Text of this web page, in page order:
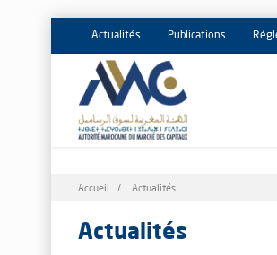
Actualités Publications
Fil
Accueil Actualités
Actualités